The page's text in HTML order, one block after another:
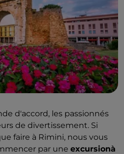
d'accord, les passionnés
de divertissement. Si
faire à Rimini, nous vous
par une excursionà